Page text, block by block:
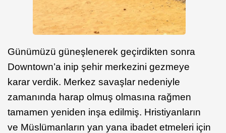
Günümüzü güneşlenerek geçirdikten sonra
Downtown’a inip şehir merkezini gezmeye
karar verdik. Merkez savaşlar nedeniyle
zamanında harap olmuş olmasına rağmen
tamamen yeniden inşa edilmiş. Hristiyanların
ve Müslümanların yan yana ibadet etmeleri için